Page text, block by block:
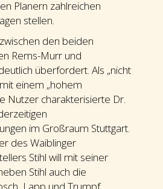
Planern zahlreichen
stellen.
den beiden
Rems-Murr und
überfordert. Als „nicht
einem „hohem
Nutzer charakterisierte Dr.
im Großraum Stuttgart.
des Waiblinger
Stihl will mit seiner
Stihl auch die